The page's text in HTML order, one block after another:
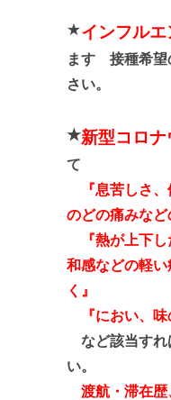
★インフル
ます 接種希望
さい。
★新型コロ
て
『息苦しさ
のどの痛みなど
『熱が上下し
和感などの軽い
く』
『におい、味
など該当すれ
い。
渡航・滞在